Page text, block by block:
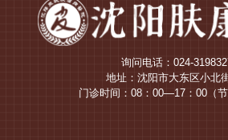
询问电话：024-
地址：沈阳市大东区小北
门诊时间：08：00—17：00（节